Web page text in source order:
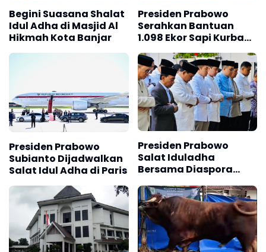
Begini Suasana Shalat
Idul Adha di Masjid Al
Hikmah Kota Banjar
Presiden Prabowo
Serahkan Bantuan
1.098 Ekor Sapi Kurban
Idul Adha 1447 Hijriah
Presiden Prabowo
Subianto Dijadwalkan
Salat Idul Adha di Paris
Presiden Prabowo
Salat Iduladha
Bersama Diaspora